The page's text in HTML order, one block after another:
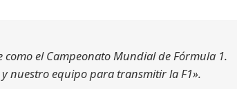
el Campeonato Mundial de Fórmula 1.
nuestro equipo para transmitir la F1».